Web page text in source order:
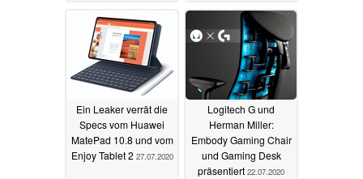
Ein Leaker verrät die
Specs vom Huawei
MatePad 10.8 und vom
Enjoy Tablet 2 27.07.2020
Logitech G und
Herman Miller:
Embody Gaming Chair
und Gaming Desk
präsentiert 22.07.2020